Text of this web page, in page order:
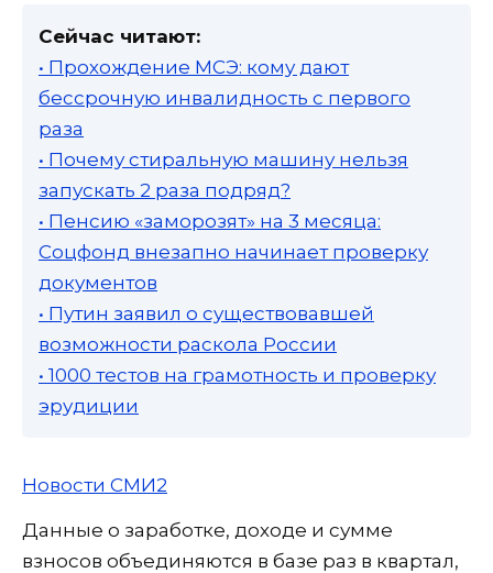
Сейчас читают:
• Прохождение МСЭ: кому дают
бессрочную инвалидность с первого
раза
• Почему стиральную машину нельзя
запускать 2 раза подряд?
• Пенсию «заморозят» на 3 месяца:
Соцфонд внезапно начинает проверку
документов
• Путин заявил о существовавшей
возможности раскола России
• 1000 тестов на грамотность и проверку
эрудиции
Новости СМИ2
Данные о заработке, доходе и сумме
взносов объединяются в базе раз в квартал,